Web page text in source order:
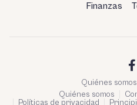
Finanzas
Quiénes somos
Quiénes somos
Políticas de privacidad